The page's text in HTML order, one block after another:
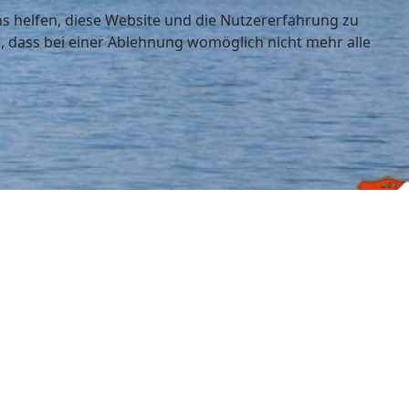
helfen, diese Website und die Nutzererfahrung zu
dass bei einer Ablehnung womöglich nicht mehr alle